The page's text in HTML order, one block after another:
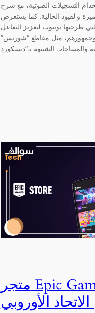
التسجيلات الصوتية، مع شرح
والقيود الحالية. كما يستعرض
طرحتها يوتيوب لتعزيز التفاعل
وجمهورهم، مثل مقاطع “شورتس”
متجر Epic Games يصل إلى
الأوروبي